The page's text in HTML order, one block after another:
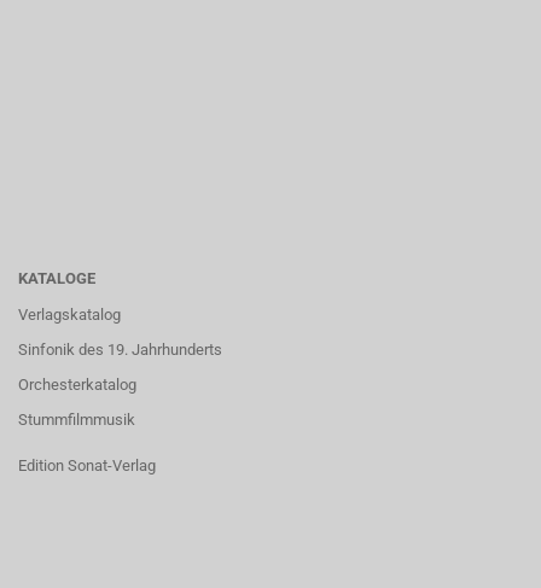
KATALOGE
Verlagskatalog
Sinfonik des 19. Jahrhunderts
Orchesterkatalog
Stummfilmmusik
Edition Sonat-Verlag